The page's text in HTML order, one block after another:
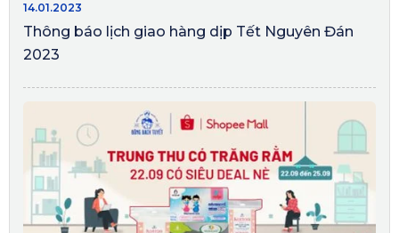
14.01.2023
Thông báo lịch giao hàng dịp Tết Nguyên Đán
2023